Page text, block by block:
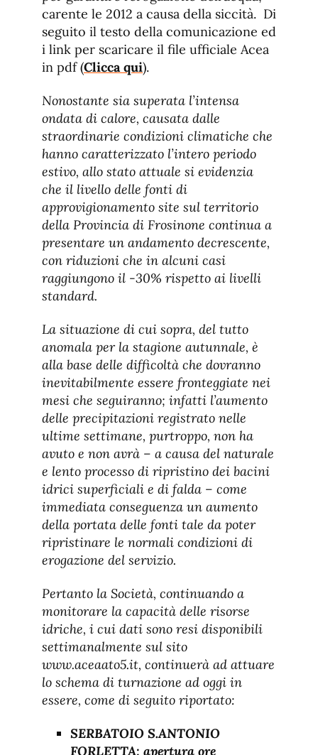
carente le 2012 a causa della siccità. Di
seguito il testo della comunicazione ed
i link per scaricare il file ufficiale Acea
in pdf (Clicca qui).
Nonostante sia superata l’intensa
ondata di calore, causata dalle
straordinarie condizioni climatiche che
hanno caratterizzato l’intero periodo
estivo, allo stato attuale si evidenzia
che il livello delle fonti di
approvigionamento site sul territorio
della Provincia di Frosinone continua a
presentare un andamento decrescente,
con riduzioni che in alcuni casi
raggiungono il -30% rispetto ai livelli
standard.
La situazione di cui sopra, del tutto
anomala per la stagione autunnale, è
alla base delle difficoltà che dovranno
inevitabilmente essere fronteggiate nei
mesi che seguiranno; infatti l’aumento
delle precipitazioni registrato nelle
ultime settimane, purtroppo, non ha
avuto e non avrà – a causa del naturale
e lento processo di ripristino dei bacini
idrici superficiali e di falda – come
immediata conseguenza un aumento
della portata delle fonti tale da poter
ripristinare le normali condizioni di
erogazione del servizio.
Pertanto la Società, continuando a
monitorare la capacità delle risorse
idriche, i cui dati sono resi disponibili
settimanalmente sul sito
www.aceaato5.it, continuerà ad attuare
lo schema di turnazione ad oggi in
essere, come di seguito riportato:
SERBATOIO S.ANTONIO
FORLETTA: apertura ore